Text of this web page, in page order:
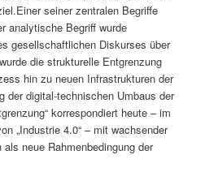
seiner zentralen Begriffe
analytische Begriff wurde
gesellschaftlichen Diskurses über
die strukturelle Entgrenzung
hin zu neuen Infrastrukturen der
der digital-technischen Umbaus der
korrespondiert heute – im
„Industrie 4.0“ – mit wachsender
neue Rahmenbedingung der